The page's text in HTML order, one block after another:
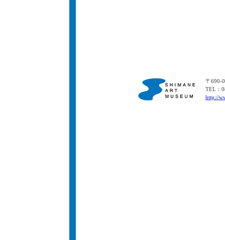
〒690-
TEL：
http://